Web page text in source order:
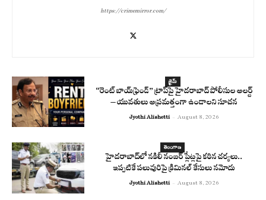
https://crimemirror.com/
క్రైమ్
“రెంట్ బాయ్‌ఫ్రెండ్” ట్రాప్‌పై హైదరాబాద్ పోలీసుల అలర్ట్
– యువతులు అప్రమత్తంగా ఉండాలని సూచన
Jyothi Alishetti - August 8, 2026
తెలంగాణ
హైదరాబాద్‌లో నకిలీ నంబర్ ప్లేట్లపై కఠిన చర్యలు..
ఇప్పటికే పలువురిపై క్రిమినల్ కేసులు నమోదు
Jyothi Alishetti - August 8, 2026